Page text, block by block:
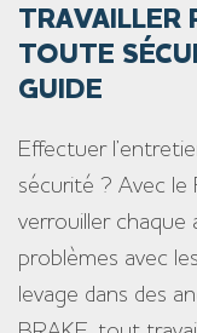
TRAVAILLER
TOUTE
GUIDE
Effectuer
sécurité ? Avec le
verrouiller chaque
problèmes avec
levage dans des